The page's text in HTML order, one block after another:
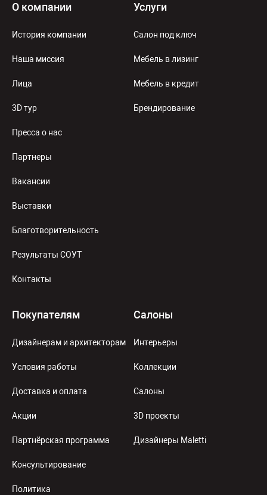
О компании
История компании
Наша миссия
Лица
3D тур
Пресса о нас
Партнеры
Вакансии
Выставки
Благотворительность
Результаты СОУТ
Контакты
Услуги
Салон под ключ
Мебель в лизинг
Мебель в кредит
Брендирование
Покупателям
Дизайнерам и архитекторам
Условия работы
Доставка и оплата
Акции
Партнёрская программа
Консультирование
Политика
Салоны
Интерьеры
Коллекции
Салоны
3D проекты
Дизайнеры Maletti